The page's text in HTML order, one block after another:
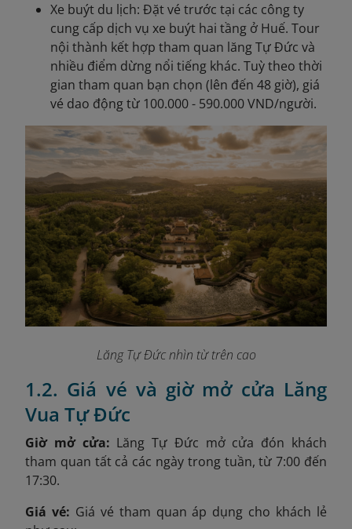
Xe buýt du lịch: Đặt vé trước tại các công ty
cung cấp dịch vụ xe buýt hai tầng ở Huế. Tour
nội thành kết hợp tham quan lăng Tự Đức và
nhiều điểm dừng nổi tiếng khác. Tuỳ theo thời
gian tham quan bạn chọn (lên đến 48 giờ), giá
vé dao động từ 100.000 - 590.000 VND/người.
Lăng Tự Đức nhìn từ trên cao
1.2. Giá vé và giờ mở cửa Lăng
Vua Tự Đức
Giờ mở cửa: Lăng Tự Đức mở cửa đón khách
tham quan tất cả các ngày trong tuần, từ 7:00 đến
17:30.
Giá vé: Giá vé tham quan áp dụng cho khách lẻ